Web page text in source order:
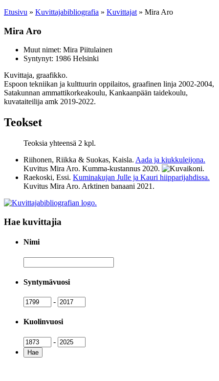
Etusivu » Kuvittaja­bibliografia » Kuvittajat » Mira Aro
Mira Aro
Muut nimet: Mira Piitulainen
Syntynyt: 1986 Helsinki
Kuvittaja, graafikko.
Espoon tekniikan ja kulttuurin oppilaitos, graafinen linja 2002-2004,
Satakunnan ammattikorkeakoulu, Kankaanpään taidekoulu,
kuvataiteilija amk 2019-2022.
Teokset
Teoksia yhteensä 2 kpl.
Riihonen, Riikka & Suokas, Kaisla. Aada ja kiukkuleijona.
Kuvitus Mira Aro. Kumma-kustannus 2020.
Raekoski, Essi. Kuminakujan Julle ja Kauri hiipparijahdissa.
Kuvitus Mira Aro. Arktinen banaani 2021 .
Hae kuvittajia
Nimi
Syntymävuosi
Syntymävuosi
- Syntymävuosi
Kuolinvuosi
Kuolinvuosi
- Kuolinvuosi